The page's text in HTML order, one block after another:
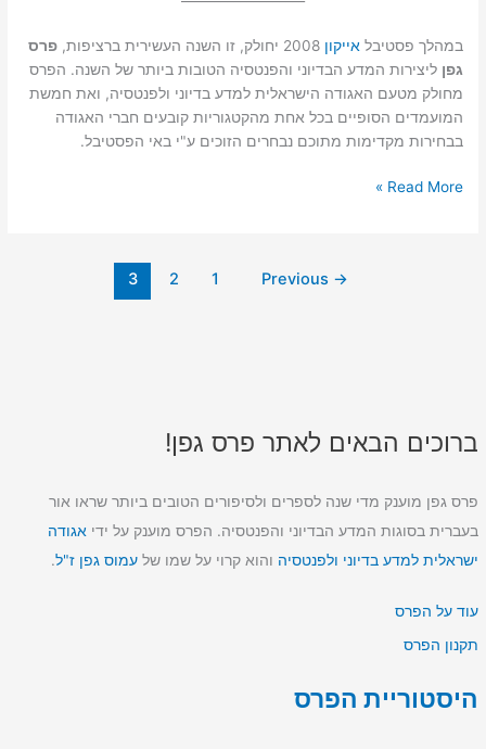
ברוכים הבאים לאתר פרס גפן!
פרס גפן מוענק מדי שנה לספרים ולסיפורים הטובים ביותר שראו אור
בעברית בסוגות המדע הבדיוני והפנטסיה. הפרס מוענק על ידיאגודה
ישראלית למדע בדיוני ולפנטסיה והוא קרוי על שמו שלעמוס גפן ז"ל.
עוד על הפרס
תקנון הפרס
היסטוריית הפרס
במהלך פסטיבלאייקון 2008 יחולק, זו השנה העשירית ברציפות,
פרס
גפן ליצירות המדע הבדיוני והפנטסיה הטובות ביותר של השנה. הפרס
מחולק מטעם האגודה הישראלית למדע בדיוני ולפנטסיה, ואת חמשת
המועמדים הסופיים בכל אחת מהקטגוריות קובעים חברי האגודה
בבחירות מקדימות מתוכם נבחרים הזוכים ע"י באי הפסטיבל.
המועמדים
Read More »
→
1
2
3